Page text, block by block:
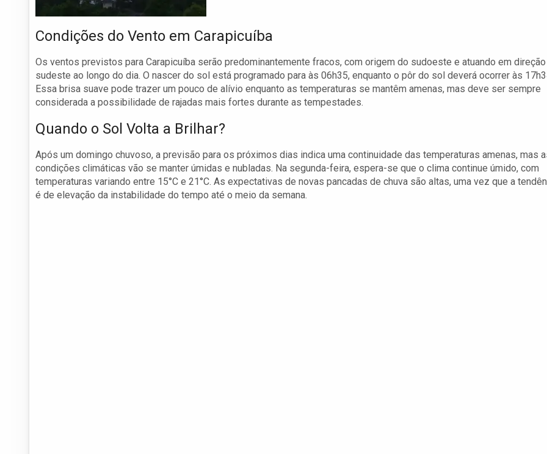
Condições do Vento em Carapicuíba
Os ventos previstos para Carapicuíba serão predominantemente fracos, com origem do sudoeste e atuando em direção
sudeste ao longo do dia. O nascer do sol está programado para às 06h35, enquanto o pôr do sol deverá ocorrer às
Essa brisa suave pode trazer um pouco de alívio enquanto as temperaturas se mantêm amenas, mas deve ser sempre
considerada a possibilidade de rajadas mais fortes durante as tempestades.
Quando o Sol Volta a Brilhar?
Após um domingo chuvoso, a previsão para os próximos dias indica uma continuidade das temperaturas amenas, mas
condições climáticas vão se manter úmidas e nubladas. Na segunda-feira, espera-se que o clima continue úmido, com
temperaturas variando entre 15°C e 21°C. As expectativas de novas pancadas de chuva são altas, uma vez que a
é de elevação da instabilidade do tempo até o meio da semana.